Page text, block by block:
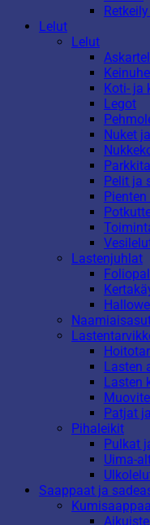
Lelut
Lelut
Koti- ja
Legot
Nuket
Pelit ja
Lastenjuhlat
Lasten
Lasten
Patjat
Pihaleikit
Pulkat
Uima-
Saappaat ja